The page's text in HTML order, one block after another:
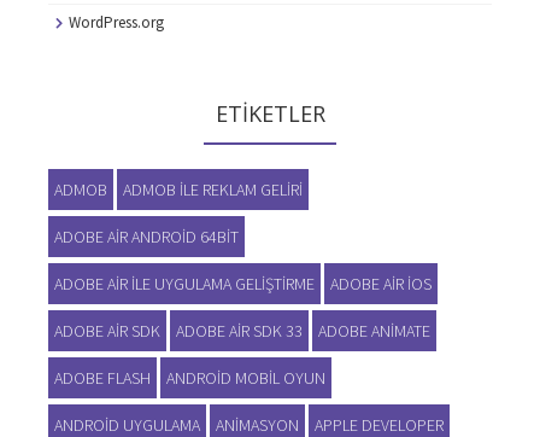
WordPress.org
ETIKETLER
ADMOB ADMOB ILE REKLAM GELIRI
ADOBE AIR ANDROID 64BIT
ADOBE AIR ILE UYGULAMA GELIŞTIRME ADOBE AIR IOS
ADOBE AIR SDK ADOBE AIR SDK 33 ADOBE ANIMATE
ADOBE FLASH ANDROID MOBIL OYUN
ANDROID UYGULAMA ANIMASYON APPLE DEVELOPER